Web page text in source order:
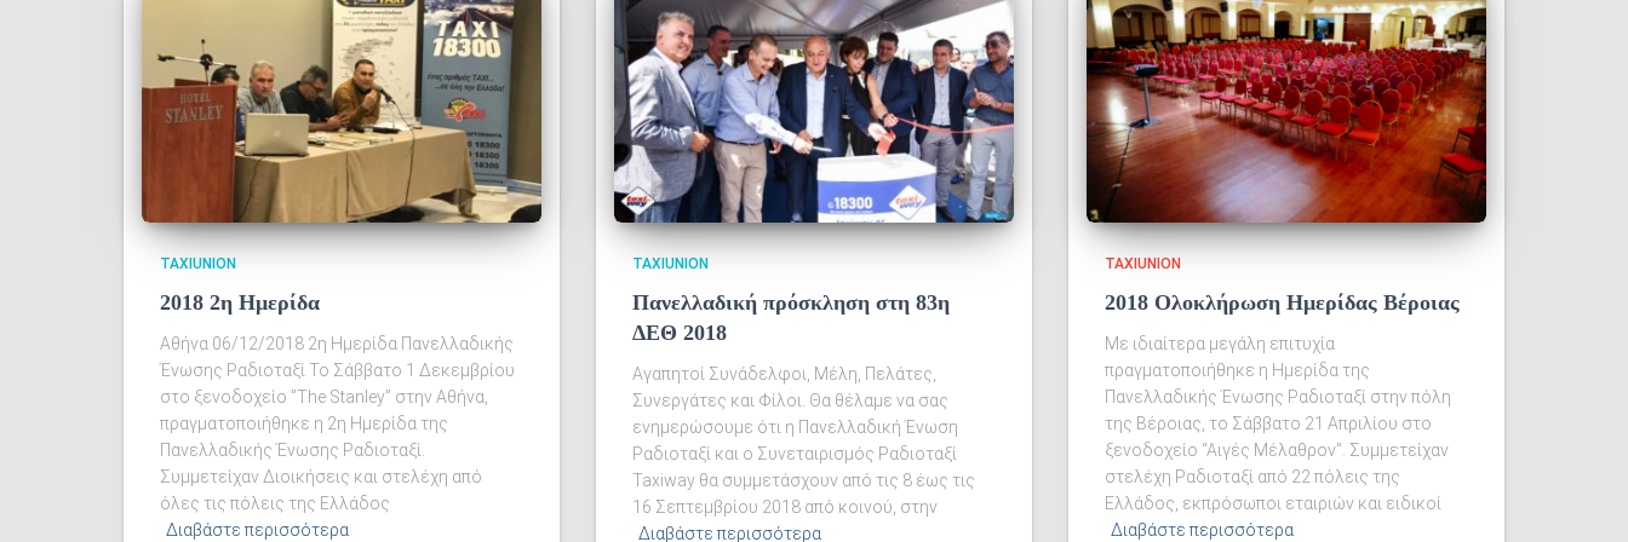
TAXIUNION
2018 2η Ημερίδα
Αθήνα 06/12/2018 2η Ημερίδα Πανελλαδικής
Ένωσης Ραδιοταξί Το Σάββατο 1 Δεκεμβρίου
στο ξενοδοχείο ”The Stanley” στην Αθήνα,
πραγματοποιήθηκε η 2η Ημερίδα της
Πανελλαδικής Ένωσης Ραδιοταξί.
Συμμετείχαν Διοικήσεις και στελέχη από
όλες τις πόλεις της Ελλάδος
Διαβάστε περισσότερα
TAXIUNION
Πανελλαδική πρόσκληση στη 83η
ΔΕΘ 2018
Αγαπητοί Συνάδελφοι, Μέλη, Πελάτες,
Συνεργάτες και Φίλοι. Θα θέλαμε να σας
ενημερώσουμε ότι η Πανελλαδική Ένωση
Ραδιοταξί και ο Συνεταιρισμός Ραδιοταξί
Taxiway θα συμμετάσχουν από τις 8 έως τις
16 Σεπτεμβρίου 2018 από κοινού, στην
Διαβάστε περισσότερα
TAXIUNION
2018 Ολοκλήρωση Ημερίδας Βέροιας
Με ιδιαίτερα μεγάλη επιτυχία
πραγματοποιήθηκε η Ημερίδα της
Πανελλαδικής Ένωσης Ραδιοταξί στην πόλη
της Βέροιας, το Σάββατο 21 Απριλίου στο
ξενοδοχείο “Αιγές Μέλαθρον”. Συμμετείχαν
στελέχη Ραδιοταξί από 22 πόλεις της
Ελλάδος, εκπρόσωποι εταιριών και ειδικοί
Διαβάστε περισσότερα